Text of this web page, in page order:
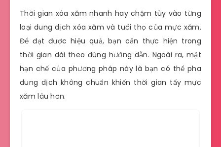
Thời gian xóa xăm nhanh hay chậm tùy vào từng
loại dung dịch xóa xăm và tuổi thọ của mực xăm.
Để đạt được hiệu quả, bạn cần thực hiện trong
thời gian dài theo đúng hướng dẫn. Ngoài ra, mặt
hạn chế của phương pháp này là bạn có thể pha
dung dịch không chuẩn khiến thời gian tẩy mực
xăm lâu hơn.